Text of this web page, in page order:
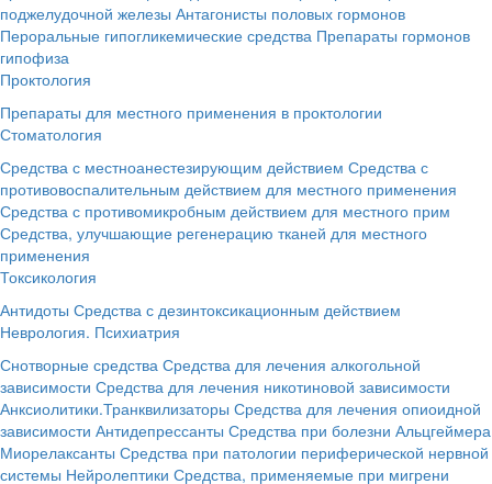
поджелудочной железы Антагонисты половых гормонов
Пероральные гипогликемические средства Препараты гормонов
гипофиза
Проктология
Препараты для местного применения в проктологии
Стоматология
Средства с местноанестезирующим действием Средства с
противовоспалительным действием для местного применения
Средства с противомикробным действием для местного прим
Средства, улучшающие регенерацию тканей для местного
применения
Токсикология
Антидоты Средства с дезинтоксикационным действием
Неврология. Психиатрия
Снотворные средства Средства для лечения алкогольной
зависимости Средства для лечения никотиновой зависимости
Анксиолитики.Транквилизаторы Средства для лечения опиоидной
зависимости Антидепрессанты Средства при болезни Альцгеймера
Миорелаксанты Средства при патологии периферической нервной
системы Нейролептики Средства, применяемые при мигрени